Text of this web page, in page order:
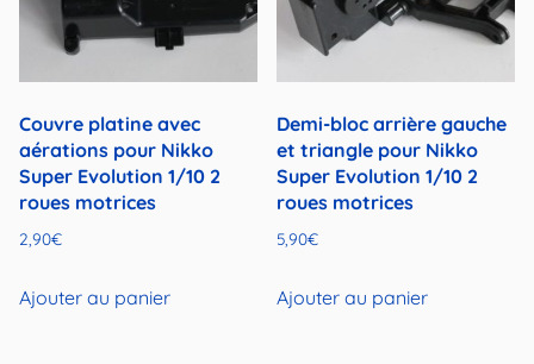
Couvre platine avec
aérations pour Nikko
Super Evolution 1/10 2
roues motrices
2,90€
Ajouter au panier
Demi-bloc arrière gauche
et triangle pour Nikko
Super Evolution 1/10 2
roues motrices
5,90€
Ajouter au panier